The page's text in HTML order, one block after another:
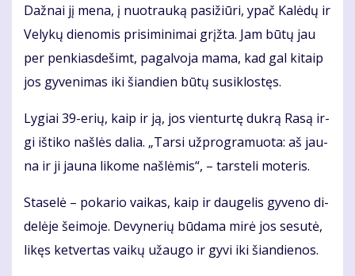
Daž­nai jį me­na, į nuo­trau­ką pa­si­žiū­ri, ypač Ka­lė­dų ir
Ve­ly­kų die­no­mis pri­si­mi­ni­mai grįž­ta. Jam bū­tų jau
per pen­kias­de­šimt, pa­gal­vo­ja ma­ma, kad gal ki­taip
jos gy­ve­ni­mas iki šian­dien bū­tų su­si­klos­tęs.
Ly­giai 39-erių, kaip ir ją, jos vien­tur­tę duk­rą Ra­są ir­
gi iš­ti­ko naš­lės da­lia. „Tar­si už­prog­ra­muo­ta: aš jau­
na ir ji jau­na li­ko­me naš­lė­mis“, – tars­te­li mo­te­ris.
Sta­se­lė – po­ka­rio vai­kas, kaip ir dau­ge­lis gy­ve­no di­
de­lė­je šei­mo­je. De­vy­ne­rių bū­da­ma mi­rė jos se­su­tė,
li­kęs ket­ver­tas vai­kų už­au­go ir gy­vi iki šian­die­nos.